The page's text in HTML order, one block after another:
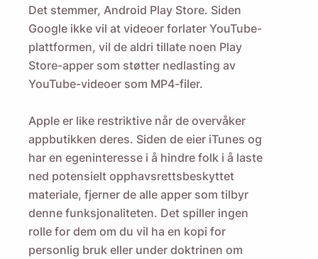
Det stemmer, Android Play Store. Siden
Google ikke vil at videoer forlater YouTube-
plattformen, vil de aldri tillate noen Play
Store-apper som støtter nedlasting av
YouTube-videoer som MP4-filer.
Apple er like restriktive når de overvåker
appbutikken deres. Siden de eier iTunes og
har en egeninteresse i å hindre folk i å laste
ned potensielt opphavsrettsbeskyttet
materiale, fjerner de alle apper som tilbyr
denne funksjonaliteten. Det spiller ingen
rolle for dem om du vil ha en kopi for
personlig bruk eller under doktrinen om